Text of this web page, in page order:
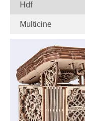
Hdf
Multicine